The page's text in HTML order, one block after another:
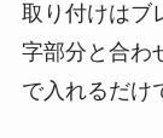
取り付けはブ
字部分と合わ
で入れるだけ